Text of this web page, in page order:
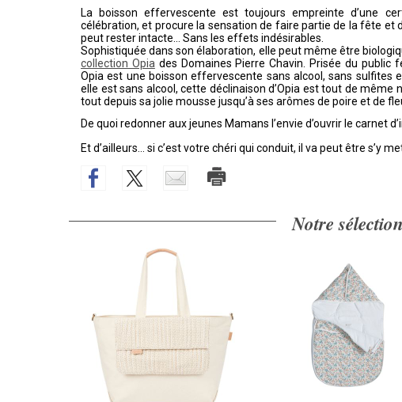
La boisson effervescente est toujours empreinte d’une
célébration, et procure la sensation de faire partie de la fête et
peut rester intacte… Sans les effets indésirables.
Sophistiquée dans son élaboration, elle peut même être
collection Opia des Domaines Pierre Chavin. Prisée du
Opia est une boisson effervescente sans alcool, sans sulfites
elle est sans alcool, cette déclinaison d’Opia est tout de même
tout depuis sa jolie mousse jusqu’à ses arômes de poire et de
De quoi redonner aux jeunes Mamans l’envie d’ouvrir le carnet
Et d’ailleurs… si c’est votre chéri qui conduit, il va peut être s’y
Notre sélection